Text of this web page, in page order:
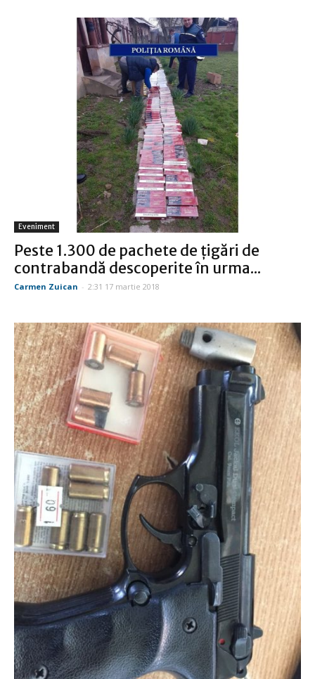
Eveniment
Peste 1.300 de pachete de ţigări de
contrabandă descoperite în urma...
Carmen Zuican - 2:31 17 martie 2018